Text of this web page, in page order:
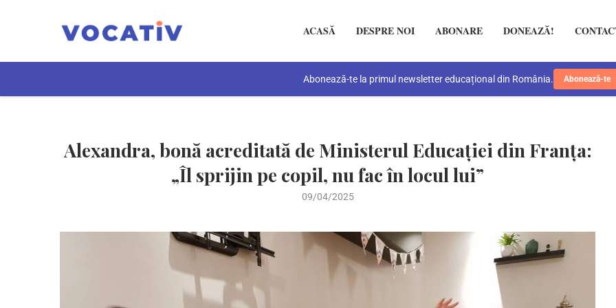
ACASĂ DESPRE NOI ABONARE DONEAZĂ!
Abonează-te la primul newsletter educațional din România. Abonează-te
Alexandra, bonă acreditată de Ministerul Educației din Franța:
„Îl sprijin pe copil, nu fac în locul lui”
09/04/2025